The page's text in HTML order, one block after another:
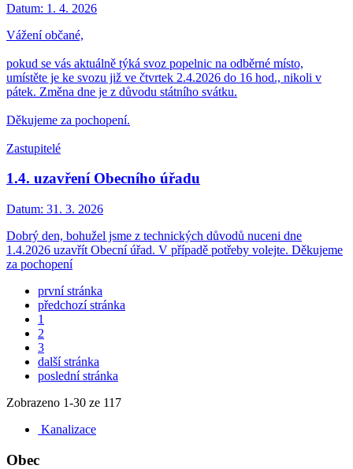
Datum: 1. 4. 2026
Vážení občané,
pokud se vás aktuálně týká svoz popelnic na odběrné místo,
umístěte je ke svozu již ve čtvrtek 2.4.2026 do 16 hod., nikoli v
pátek. Změna dne je z důvodu státního svátku.
Děkujeme za pochopení.
Zastupitelé
1.4. uzavření Obecního úřadu
Datum: 31. 3. 2026
Dobrý den, bohužel jsme z technických důvodů nuceni dne
1.4.2026 uzavřít Obecní úřad. V případě potřeby volejte. Děkujeme
za pochopení
první stránka
předchozí stránka
1
2
3
další stránka
poslední stránka
Zobrazeno 1-30 ze 117
Kanalizace
Obec